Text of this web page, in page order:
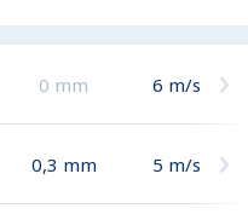
0 mm 6 m/s
0,3 mm 5 m/s